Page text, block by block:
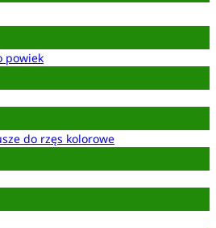
powiek
do rzęs kolorowe